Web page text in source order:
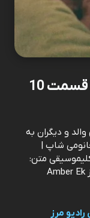
و دیگران به
شاپ |
متن: